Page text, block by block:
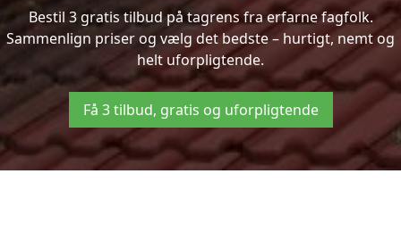
Bestil 3 gratis tilbud på tagrens fra erfarne fagfolk.
Sammenlign priser og vælg det bedste – hurtigt, nemt og
helt uforpligtende.
Få 3 tilbud, gratis og uforpligtende